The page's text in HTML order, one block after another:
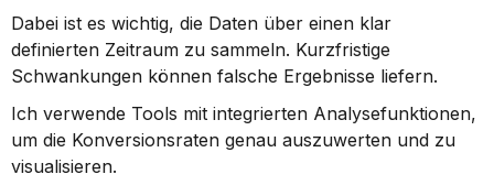
Dabei ist es wichtig, die Daten über einen klar
definierten Zeitraum zu sammeln. Kurzfristige
Schwankungen können falsche Ergebnisse liefern.
Ich verwende Tools mit integrierten Analysefunktionen,
um die Konversionsraten genau auszuwerten und zu
visualisieren.